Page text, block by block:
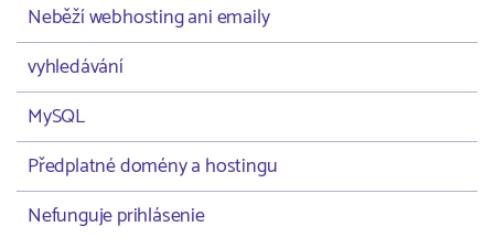
Neběží webhosting ani emaily
vyhledávání
MySQL
Předplatné domény a hostingu
Nefunguje prihlásenie